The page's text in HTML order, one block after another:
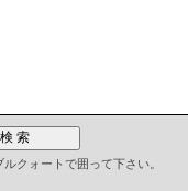
クォートで囲って下さい。